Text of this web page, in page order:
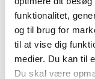
funktionalitet,
og til brug for
til at vise dig
medier. Du kan til
Du skal være
- +